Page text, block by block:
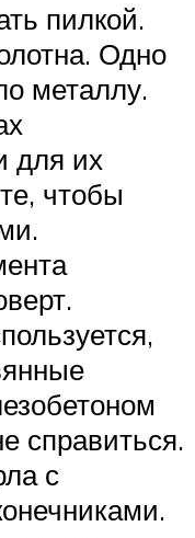
пилкой.
Одно
металлу.
для их
чтобы
справиться.
с